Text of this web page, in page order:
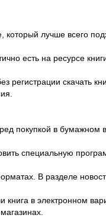
который лучше всего
есть на ресурсе
регистрации скачать
покупкой в бумажном
специальную
В разделе
в электронном